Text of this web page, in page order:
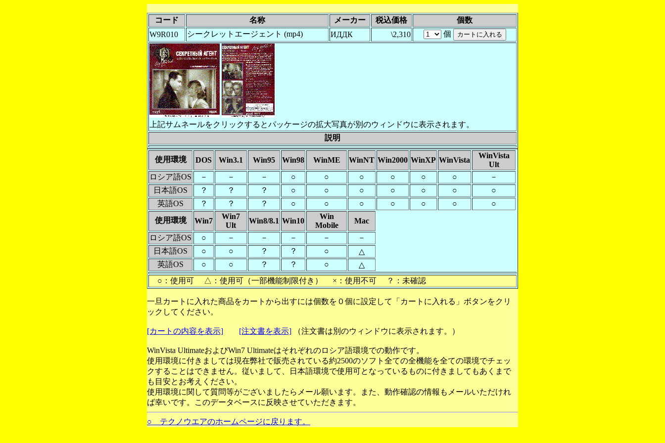
コード 名称 メーカー 税込価格
個数
W9R010
シークレットエージェント (mp4) ИДДК \2,310 個
上記サムネールをクリックするとパッケージの拡大写真が別のウィンドウに表示されます。
説明
使用環境 DOS Win3.1 Win95 Win98 WinME WinNT Win2000 WinXP WinVista
WinVista
Ult
ロシア語OS
－ － － ○ ○ ○ ○ ○ ○
－
日本語OS
？ ？ ？ ○ ○ ○ ○ ○ ○
○
英語OS
？ ？ ？ ○ ○ ○ ○ ○ ○
○
使用環境
Win7
Win7
Ult
Win8/8.1 Win10
Win
Mobile
Mac
ロシア語OS
○ － － － －
－
日本語OS
○ ○ ？ ？ ○
△
英語OS
○ ○ ？ ？ ○
△
○：使用可 △：使用可（一部機能制限付き） ×：使用不可 ？：未確認
一旦カートに入れた商品をカートから出すには個数を０個に設定して「カートに入れる」ボタンをクリ
ックしてください。
[カートの内容を表示] [注文書を表示] （注文書は別のウィンドウに表示されます。）
WinVista UltimateおよびWin7 Ultimateはそれぞれのロシア語環境での動作です。
使用環境に付きましては現在弊社で販売されている約2500のソフト全ての全機能を全ての環境でチェッ
クすることはできません。従いまして、日本語環境で使用可となっているものに付きましてもあくまで
も目安とお考えください。
使用環境に関して質問等がございましたらメール願います。また、動作確認の情報もメールいただけれ
ば幸いです。このデータベースに反映させていただきます。
○ テクノウエアのホームページに戻ります。